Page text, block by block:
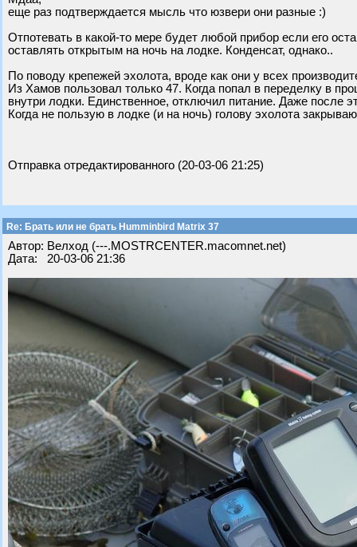
еще раз подтверждается мысль что юзвери они разные :)
Отпотевать в какой-то мере будет любой прибор если его
оставлять открытым на ночь на лодке. Конденсат, однако..
По поводу крепежей эхолота, вроде как они у всех
Из Хамов пользовал только 47. Когда попал в переделку в
внутри лодки. Единственное, отключил питание. Даже после
Когда не пользую в лодке (и на ночь) голову эхолота
Отправка отредактированного (20-03-06 21:25)
Re: Брать или не брать Humminbird Matrix 37
Автор: Велход (---.MOSTRCENTER.macomnet.net)
Дата: 20-03-06 21:36